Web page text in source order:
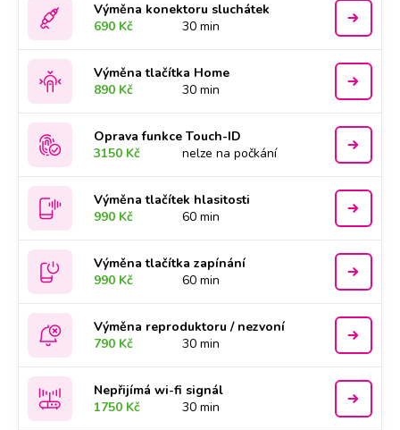
Výměna konektoru sluchátek
690 Kč
30 min
Výměna tlačítka Home
890 Kč
30 min
Oprava funkce Touch-ID
3150 Kč
nelze na počkání
Výměna tlačítek hlasitosti
990 Kč
60 min
Výměna tlačítka zapínání
990 Kč
60 min
Výměna reproduktoru / nezvoní
790 Kč
30 min
Nepřijímá wi-fi signál
1750 Kč
30 min